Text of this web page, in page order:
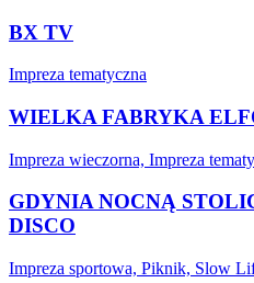
BX TV
Impreza tematyczna
WIELKA FABRYKA
Impreza wieczorna, Impreza
GDYNIA NOCNĄ
DISCO
Impreza sportowa, Piknik, Slow